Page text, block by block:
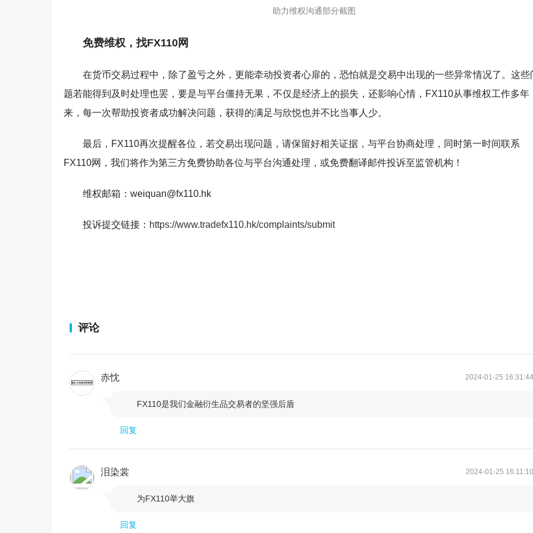
助力维权沟通部分截图
免费维权，找FX110网
在货币交易过程中，除了盈亏之外，更能牵动投资者心扉的，恐怕就是交易中出现的一些异常情况了。这些
题若能得到及时处理也罢，要是与平台僵持无果，不仅是经济上的损失，还影响心情，FX110从事维权工作多年
来，每一次帮助投资者成功解决问题，获得的满足与欣悦也并不比当事人少。
最后，FX110再次提醒各位，若交易出现问题，请保留好相关证据，与平台协商处理，同时第一时间联系
FX110网，我们将作为第三方免费协助各位与平台沟通处理，或免费翻译邮件投诉至监管机构！
维权邮箱：weiquan@fx110.hk
投诉提交链接： https://www.tradefx110.hk/complaints/submit
评论
赤忱 2024-01-25 16:31:44
FX110是我们金融衍生品交易者的坚强后盾
回复
泪染裳 2024-01-25 16:11:10
为FX110举大旗
回复